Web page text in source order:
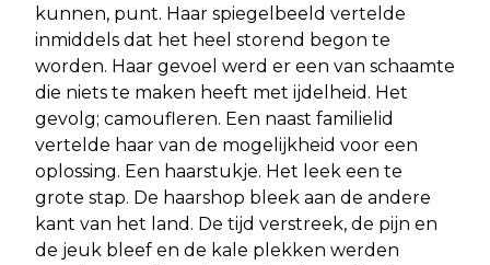
kunnen, punt. Haar spiegelbeeld vertelde
inmiddels dat het heel storend begon te
worden. Haar gevoel werd er een van schaamte
die niets te maken heeft met ijdelheid. Het
gevolg; camoufleren. Een naast familielid
vertelde haar van de mogelijkheid voor een
oplossing. Een haarstukje. Het leek een te
grote stap. De haarshop bleek aan de andere
kant van het land. De tijd verstreek, de pijn en
de jeuk bleef en de kale plekken werden